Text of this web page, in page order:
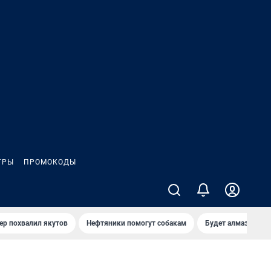
ПРОМОКОДЫ
похвалил якутов Нефтяники помогут собакам Будет алмазный